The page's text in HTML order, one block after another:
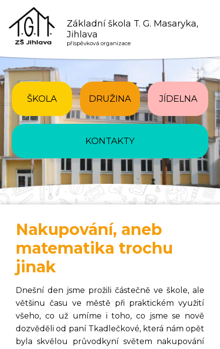
Základní škola T. G. Masaryka,
Jihlava
příspěvková organizace
ŠKOLA DRUŽINA JÍDELNA
KONTAKTY
Nakupování, aneb
matematika trochu
jinak
Dnešní den jsme prožili částečně ve škole, ale
většinu času ve městě při praktickém využití
všeho, co už umíme i toho, co jsme se nově
dozvěděli od paní Tkadlečkové, která nám opět
byla skvělou průvodkyní světem nakupování